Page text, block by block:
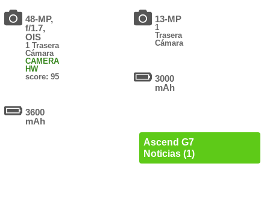
48-MP,
f/1.7,
OIS
1 Trasera
Cámara
CAMERA
HW
score: 95
3600
mAh
13-MP
1
Trasera
Cámara
3000
mAh
Ascend G7
Noticias (1)